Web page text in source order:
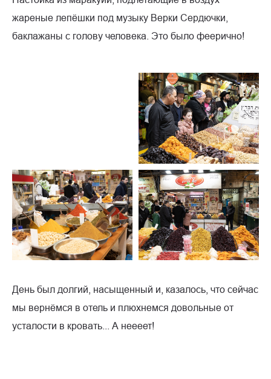
жареные лепёшки под музыку Верки Сердючки,
баклажаны с голову человека. Это было феерично!
День был долгий, насыщенный и, казалось, что сейчас
мы вернёмся в отель и плюхнемся довольные от
усталости в кровать... А неееет!